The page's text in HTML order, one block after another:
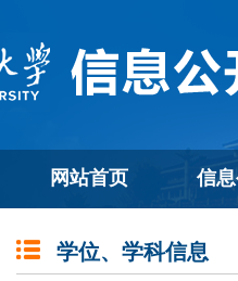
网站首页 信
学位、学科信息